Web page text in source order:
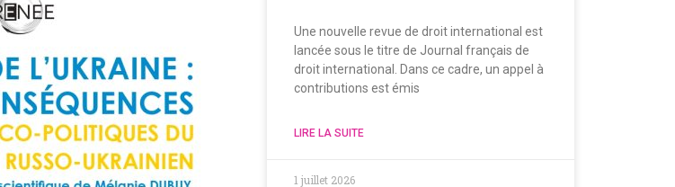
Une nouvelle revue de droit international est
lancée sous le titre de Journal français de
droit international. Dans ce cadre, un appel à
contributions est émis
LIRE LA SUITE
1 juillet 2026